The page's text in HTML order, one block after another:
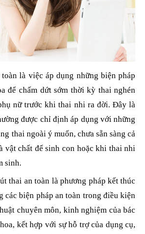
là việc áp dụng những biện pháp
để chấm dứt sớm thời kỳ thai nghén
nữ trước khi thai nhi ra đời. Đây là
được chỉ định áp dụng với những
thai ngoài ý muốn, chưa sẵn sàng cả
vật chất để sinh con hoặc khi thai nhi
sinh.
thai an toàn là phương pháp kết thúc
các biện pháp an toàn trong điều kiện
chuyên môn, kinh nghiệm của bác
kết hợp với sự hỗ trợ của dụng cụ,